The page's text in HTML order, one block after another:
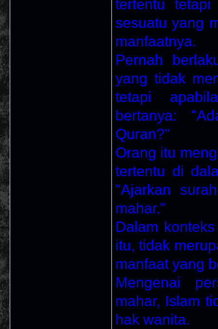
tertentu
sesuatu yang
manfaatnya.
Pernah
yang tidak
tetapi
bertanya:
Quran?"
Orang itu
tertentu di
"Ajarkan
mahar."
Dalam
itu, tidak
manfaat yang
Mengenai
mahar, Islam
hak wanita.